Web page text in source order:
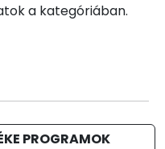
a kategóriában.
PROGRAMOK